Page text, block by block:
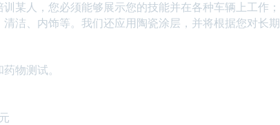
某人，您必须能够展示您的技能并在各种车辆上工作；
洁、内饰等。我们还应用陶瓷涂层，并将根据您对长期
物测试。